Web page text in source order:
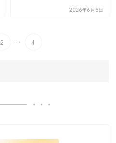
2026年6月6日
2 ... 4